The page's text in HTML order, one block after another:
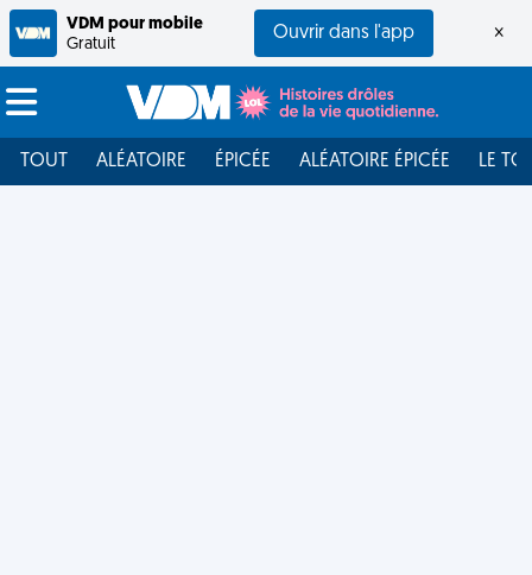
VDM pour mobile
Gratuit
Ouvrir dans l'app ×
TOUT ALÉATOIRE ÉPICÉE ALÉATOIRE ÉPICÉE LE